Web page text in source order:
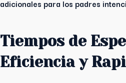
adicionales para los padres
Tiempos de
Eficiencia y